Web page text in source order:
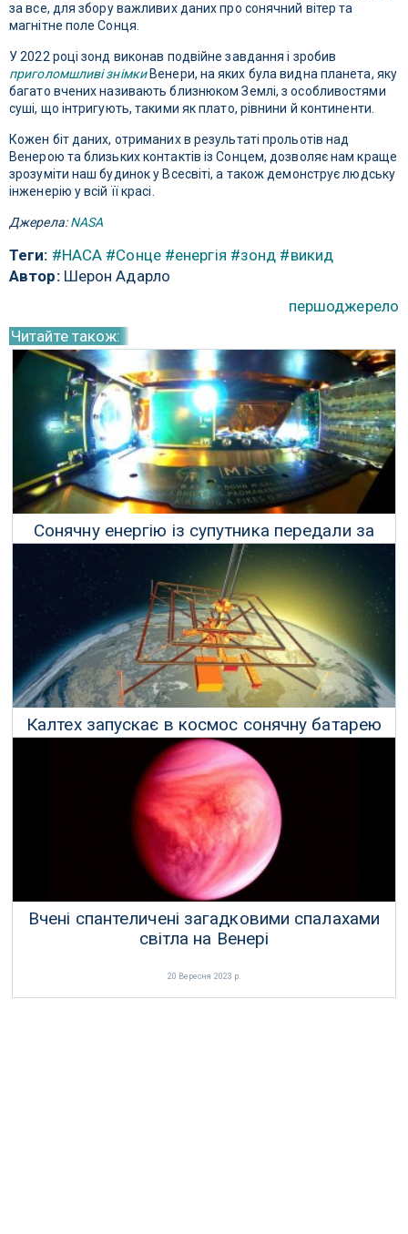
за все, для збору важливих даних про сонячний вітер та
магнітне поле Сонця.
У 2022 році зонд виконав подвійне завдання і зробив
приголомшливі знімкиВенери, на яких була видна планета, яку
багато вчених називають близнюком Землі, з особливостями
суші, що інтригують, такими як плато, рівнини й континенти.
Кожен біт даних, отриманих в результаті прольотів над
Венерою та близьких контактів із Сонцем, дозволяє нам краще
зрозуміти наш будинок у Всесвіті, а також демонструє людську
інженерію у всій її красі.
Джерела:NASA
Теги: #НАСА #Сонце #енергія #зонд #викид
Автор:Шерон Адарло
першоджерело
Читайте також:
Сонячну енергію із супутника передали за
допомогою мікрохвильового передавача
03 Червня 2023 р.
Калтех запускає в космос сонячну батарею
для перевірки передачі енергії на землю
06 Січня 2023 р.
Вчені спантеличені загадковими спалахами
світла на Венері
20 Вересня 2023 р.